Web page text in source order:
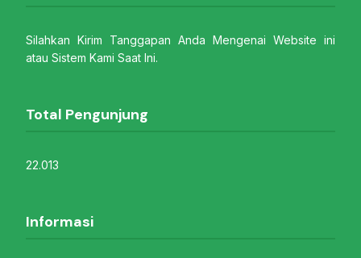
Silahkan Kirim Tanggapan Anda Mengenai Website ini
atau Sistem Kami Saat Ini.
Total Pengunjung
22.013
Informasi